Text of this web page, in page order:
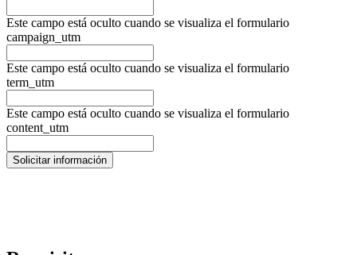
Este campo está oculto cuando se visualiza el formulario
campaign_utm
Este campo está oculto cuando se visualiza el formulario
term_utm
Este campo está oculto cuando se visualiza el formulario
content_utm